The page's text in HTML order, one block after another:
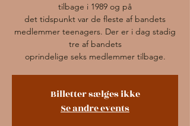
tilbage i 1989 og på
det tidspunkt var de fleste af bandets
medlemmer teenagers. Der er i dag stadig
tre af bandets
oprindelige seks medlemmer tilbage.
Billetter sælges ikke
Se andre events